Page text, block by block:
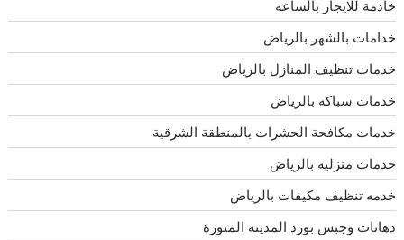
خادمة للايجار بالساعه
خدامات بالشهر بالرياض
خدمات تنظيف المنازل بالرياض
خدمات سباكه بالرياض
خدمات مكافحة الحشرات بالمنطقة الشرقية
خدمات منزلية بالرياض
خدمه تنظيف مكيفات بالرياض
دهانات وجبس بورد المدينه المنورة